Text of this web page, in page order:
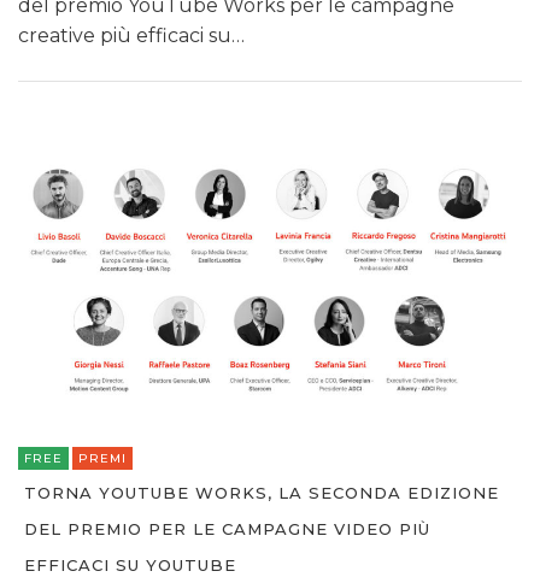
del premio YouTube Works per le campagne
creative più efficaci su…
FREE PREMI
TORNA YOUTUBE WORKS, LA SECONDA EDIZIONE
DEL PREMIO PER LE CAMPAGNE VIDEO PIÙ
EFFICACI SU YOUTUBE